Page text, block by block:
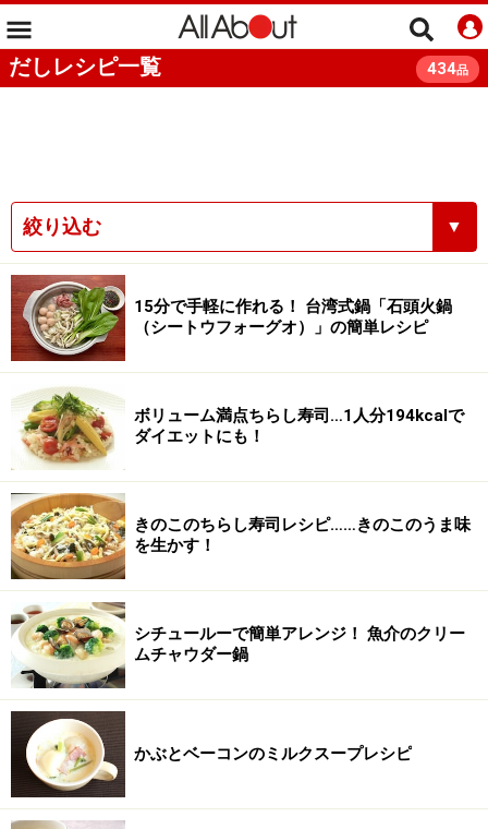
だしレシピ一覧 434品
絞り込む ▼
15分で手軽に作れる！ 台湾式鍋「石頭火鍋
（シートウフォーグオ）」の簡単レシピ
ボリューム満点ちらし寿司…1人分194kcalで
ダイエットにも！
きのこのちらし寿司レシピ……きのこのうま味
を生かす！
シチュールーで簡単アレンジ！ 魚介のクリー
ムチャウダー鍋
かぶとベーコンのミルクスープレシピ